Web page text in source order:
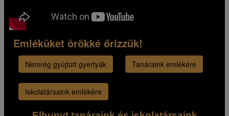
Emléküket örökké őrizzük!
Nemrég gyújtott gyertyák Tanáraink emlékére
Iskolatársaink emlékére